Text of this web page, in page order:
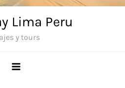
Lima Peru
y tours